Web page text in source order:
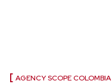
AGENCY SCOPE